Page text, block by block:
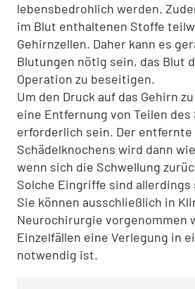
lebensbedrohlich werden.
im Blut enthaltenen Stoffe
Gehirnzellen. Daher kann es
Blutungen nötig sein, das Blut
Operation zu beseitigen.
Um den Druck auf das Gehirn
eine Entfernung von Teilen des
erforderlich sein. Der entfernte
Schädelknochens wird dann
wenn sich die Schwellung
Solche Eingriffe sind
Sie können ausschließlich in
Neurochirurgie vorgenommen
Einzelfällen eine Verlegung in
notwendig ist.